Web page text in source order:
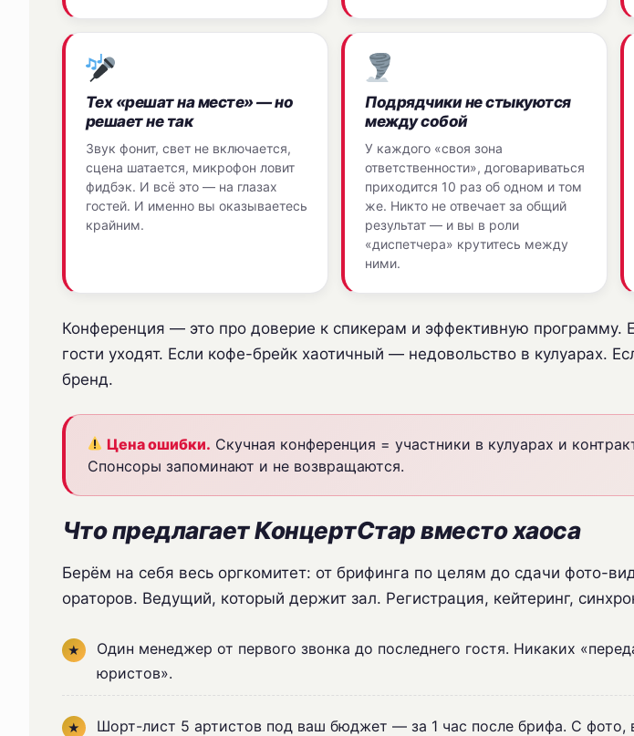
Тех «решат на месте» — но
решает не так
Звук фонит, свет не включается,
сцена шатается, микрофон ловит
фидбэк. И всё это — на глазах
гостей. И именно вы оказываетесь
крайним.
Подрядчики не стыкуются
между собой
У каждого «своя зона
ответственности», договариваться
приходится 10 раз об одном и том
же. Никто не отвечает за общий
результат — и вы в роли
«диспетчера» крутитесь между
ними.
Конференция — это про доверие к спикерам и эффективную программу.
гости уходят. Если кофе-брейк хаотичный — недовольство в кулуарах.
бренд.
Цена ошибки. Скучная конференция = участники в кулуарах и
Спонсоры запоминают и не возвращаются.
Что предлагает КонцертСтар вместо хаоса
Берём на себя весь оргкомитет: от брифинга по целям до сдачи фото-
ораторов. Ведущий, который держит зал. Регистрация, кейтеринг,
Один менеджер от первого звонка до последнего гостя. Никаких
юристов».
Шорт-лист 5 артистов под ваш бюджет — за 1 час после брифа. С фото,